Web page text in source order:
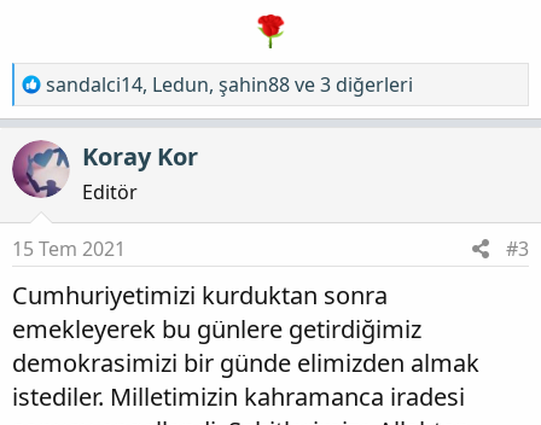
T
e
p
k
i
l
e
r
:
sandalci14, Ledun, şahin88ve 3 diğerleri
Koray Kor
Editör
15 Tem 2021 #3
Cumhuriyetimizi kurduktan sonra
emekleyerek bu günlere getirdiğimiz
demokrasimizi bir günde elimizden almak
istediler. Milletimizin kahramanca iradesi